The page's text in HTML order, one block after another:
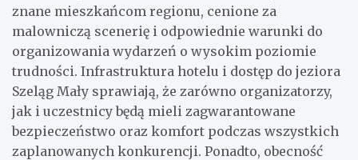
znane mieszkańcom regionu, cenione za
malowniczą scenerię i odpowiednie warunki do
organizowania wydarzeń o wysokim poziomie
trudności. Infrastruktura hotelu i dostęp do jeziora
Szeląg Mały sprawiają, że zarówno organizatorzy,
jak i uczestnicy będą mieli zagwarantowane
bezpieczeństwo oraz komfort podczas wszystkich
zaplanowanych konkurencji. Ponadto, obecność